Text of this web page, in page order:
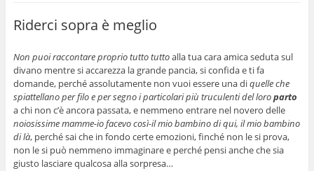
Riderci sopra è meglio
Non puoi raccontare proprio tutto tuttoalla tua cara amica seduta sul
divano mentre si accarezza la grande pancia, si confida e ti fa
domande, perché assolutamente non vuoi essere una diquelle che
spiattellano per filo e per segno i particolari più truculenti del loroparto
a chi non c’è ancora passata, e nemmeno entrare nel novero delle
noiosissime mamme-io facevo così-il mio bambino di qui, il mio bambino
di là, perché sai che in fondo certe emozioni, finché non le si prova,
non le si può nemmeno immaginare e perché pensi anche che sia
giusto lasciare qualcosa alla sorpresa…